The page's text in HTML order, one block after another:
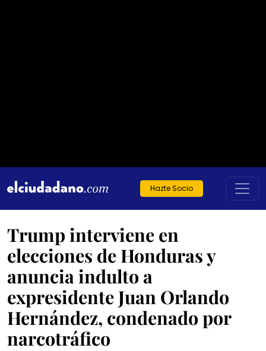
Hazte Socio
Trump interviene en
elecciones de Honduras y
anuncia indulto a
expresidente Juan Orlando
Hernández, condenado por
narcotráfico